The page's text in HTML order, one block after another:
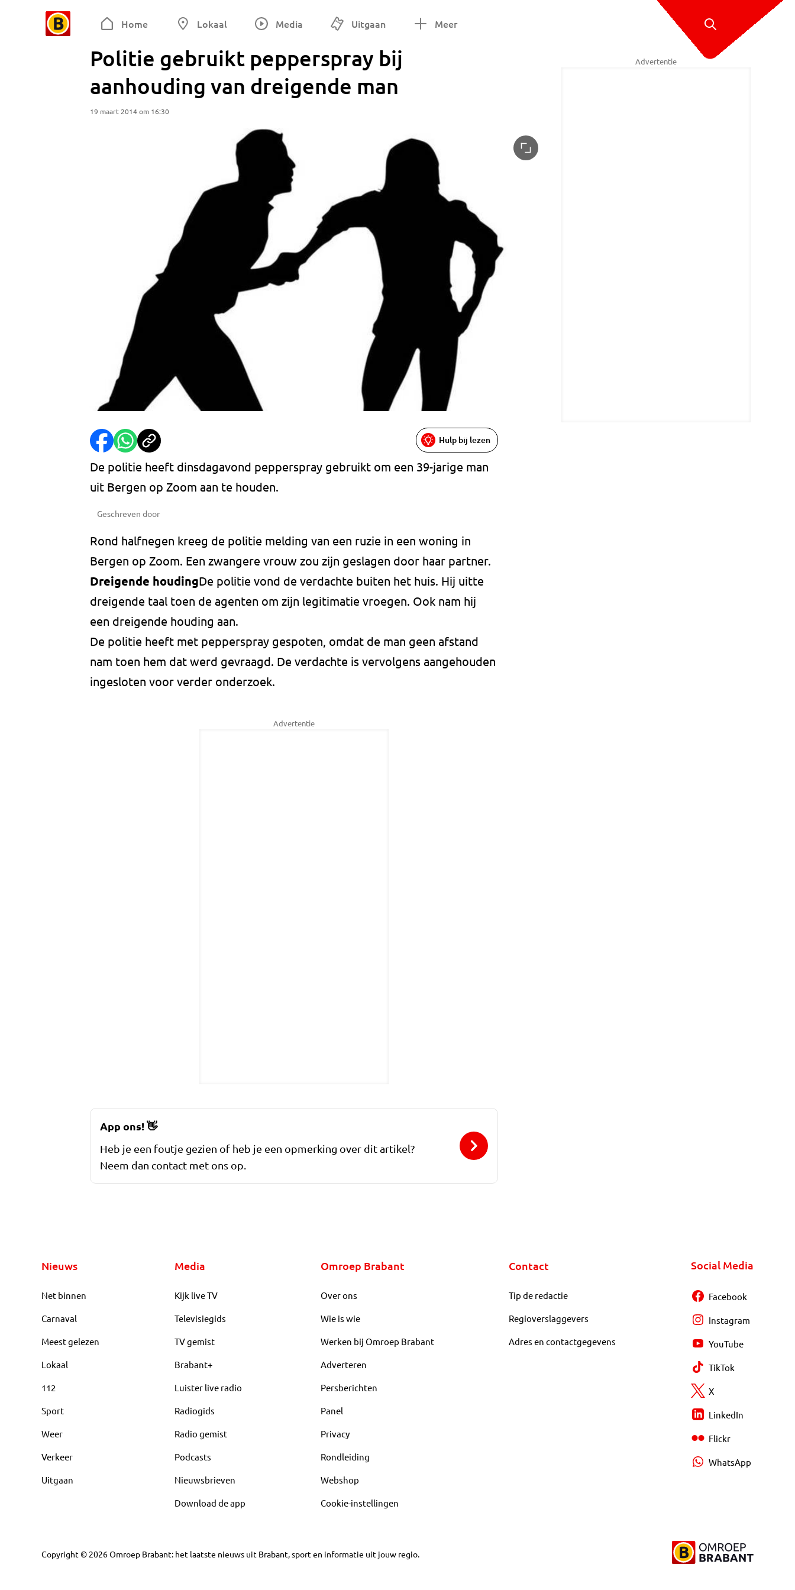
Home Lokaal Media Uitgaan Meer
Politie gebruikt pepperspray bij
aanhouding van dreigende man
19 maart 2014 om 16:30
Hulp bij lezen
De politie heeft dinsdagavond pepperspray gebruikt om een 39-jarige man
uit Bergen op Zoom aan te houden.
Geschreven door
Rond halfnegen kreeg de politie melding van een ruzie in een woning in
Bergen op Zoom. Een zwangere vrouw zou zijn geslagen door haar partner.
Dreigende houdingDe politie vond de verdachte buiten het huis. Hij uitte
dreigende taal toen de agenten om zijn legitimatie vroegen. Ook nam hij
een dreigende houding aan.
De politie heeft met pepperspray gespoten, omdat de man geen afstand
nam toen hem dat werd gevraagd. De verdachte is vervolgens aangehouden
ingesloten voor verder onderzoek.
Advertentie
Advertentie
App ons!👋
Heb je een foutje gezien of heb je een opmerking over dit artikel?
Neem dan contact met ons op.
Nieuws
Net binnen
Carnaval
Meest gelezen
Lokaal
112
Sport
Weer
Verkeer
Uitgaan
Media
Kijk live TV
Televisiegids
TV gemist
Brabant+
Luister live radio
Radiogids
Radio gemist
Podcasts
Nieuwsbrieven
Download de app
Omroep Brabant
Over ons
Wie is wie
Werken bij Omroep Brabant
Adverteren
Persberichten
Panel
Privacy
Rondleiding
Webshop
Cookie-instellingen
Contact
Tip de redactie
Regioverslaggevers
Adres en contactgegevens
Social Media
Facebook
Instagram
YouTube
TikTok
X
LinkedIn
Flickr
WhatsApp
Copyright © 2026Omroep Brabant: het laatste nieuws uit Brabant, sport en informatie uit jouw regio.